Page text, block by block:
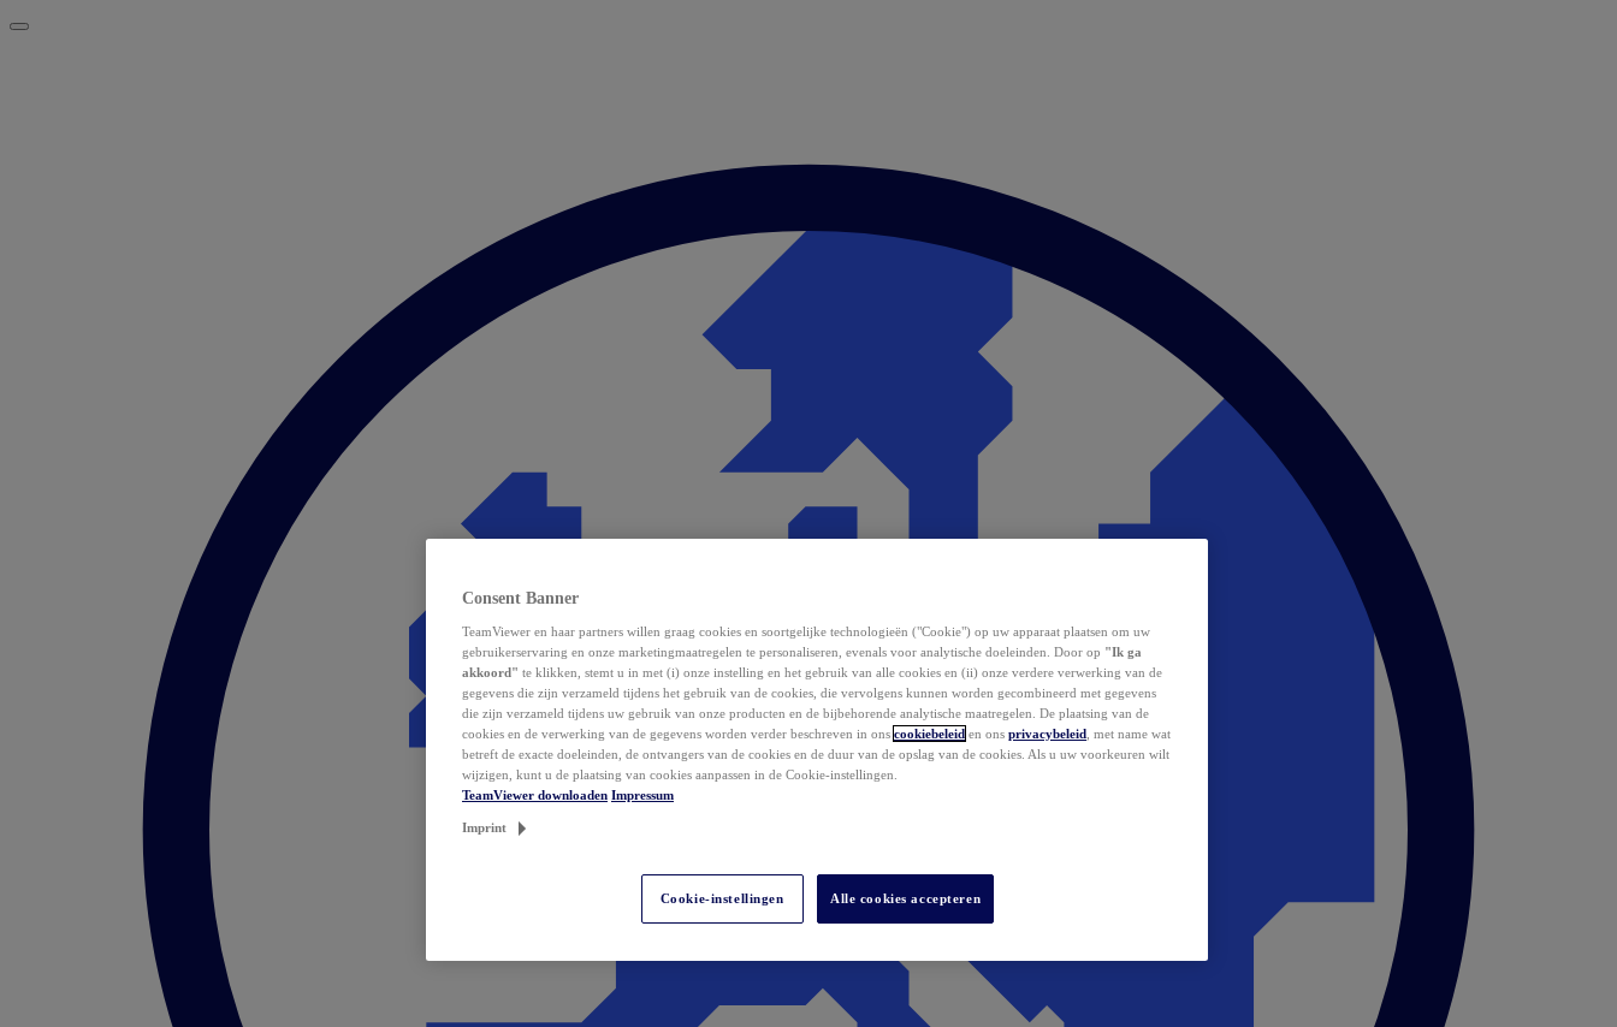
Consent Banner
TeamViewer en haar partners willen graag cookies en soortgelijke technologieën ("Cookie") op uw apparaat plaatsen om uw
gebruikerservaring en onze marketingmaatregelen te personaliseren, evenals voor analytische doeleinden. Door op "Ik ga
akkoord" te klikken, stemt u in met (i) onze instelling en het gebruik van alle cookies en (ii) onze verdere verwerking van de
gegevens die zijn verzameld tijdens het gebruik van de cookies, die vervolgens kunnen worden gecombineerd met gegevens
die zijn verzameld tijdens uw gebruik van onze producten en de bijbehorende analytische maatregelen. De plaatsing van de
cookies en de verwerking van de gegevens worden verder beschreven in ons cookiebeleid en ons privacybeleid , met name wat
betreft de exacte doeleinden, de ontvangers van de cookies en de duur van de opslag van de cookies. Als u uw voorkeuren wilt
wijzigen, kunt u de plaatsing van cookies aanpassen in de Cookie-instellingen.
TeamViewer downloaden Impressum
Imprint
Cookie-instellingen Alle cookies accepteren